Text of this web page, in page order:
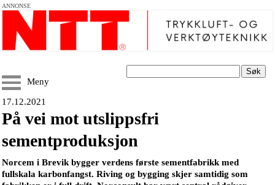
ANNONSE
Søk
Meny
17.12.2021
På vei mot utslippsfri
sementproduksjon
Norcem i Brevik bygger verdens første sementfabrikk med
fullskala karbonfangst. Riving og bygging skjer samtidig som